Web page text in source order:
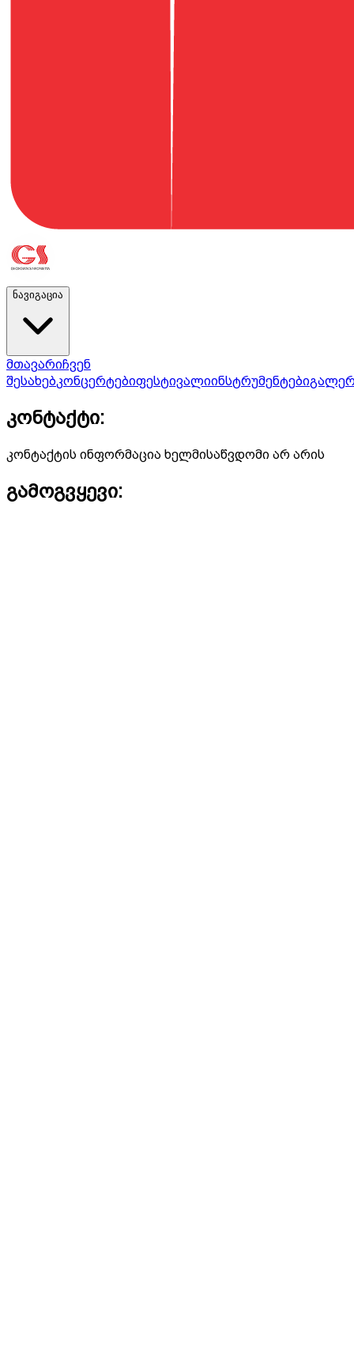
ნავიგაცია
მთავარიჩვენ
შესახებკონცერტებიფესტივალიინსტრუმენტები
კონტაქტი:
კონტაქტის ინფორმაცია ხელმისაწვდომი არ არის
გამოგვყევი: